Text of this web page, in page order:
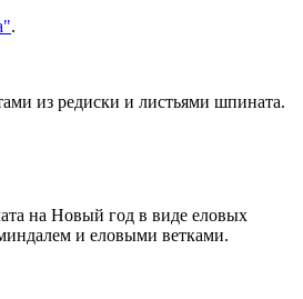
.
из редиски и листьями шпината.
на Новый год в виде еловых
и еловыми ветками.